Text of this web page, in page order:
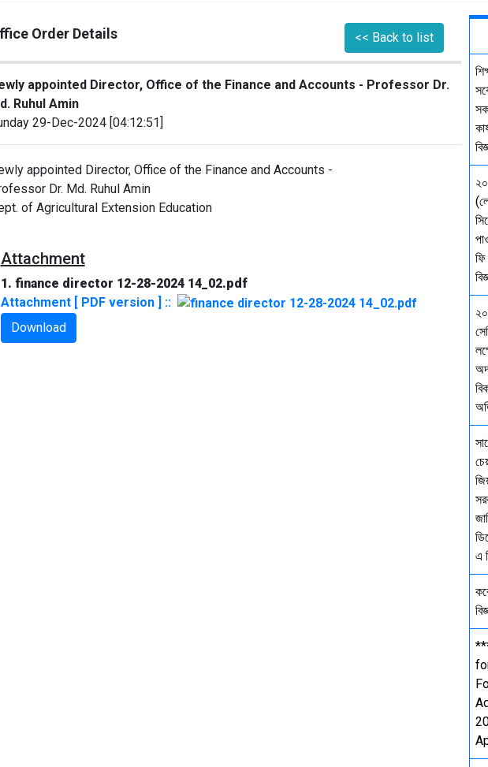
Order Details << Back to list
appointed Director, Office of the Finance and Accounts - Professor Dr.
Ruhul Amin
29-Dec-2024 [04:12:51]
appointed Director, Office of the Finance and Accounts -
Dr. Md. Ruhul Amin
of Agricultural Extension Education
Attachment
1. finance director 12-28-2024 14_02.pdf
Attachment [ PDF version ] ::
Download
এ